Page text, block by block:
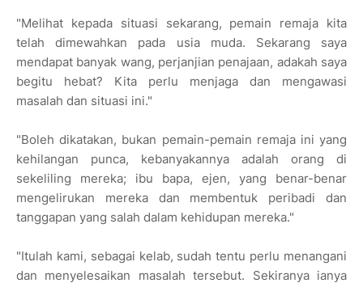
"Melihat kepada situasi sekarang, pemain remaja kita
telah dimewahkan pada usia muda. Sekarang saya
mendapat banyak wang, perjanjian penajaan, adakah saya
begitu hebat? Kita perlu menjaga dan mengawasi
masalah dan situasi ini."
"Boleh dikatakan, bukan pemain-pemain remaja ini yang
kehilangan punca, kebanyakannya adalah orang di
sekeliling mereka; ibu bapa, ejen, yang benar-benar
mengelirukan mereka dan membentuk peribadi dan
tanggapan yang salah dalam kehidupan mereka."
"Itulah kami, sebagai kelab, sudah tentu perlu menangani
dan menyelesaikan masalah tersebut. Sekiranya ianya